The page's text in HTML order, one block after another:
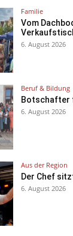
Familie
Vom
6. August 2026
Beruf & Bildung
Botschafter
6. August 2026
Aus der Region
Der Chef
6. August 2026